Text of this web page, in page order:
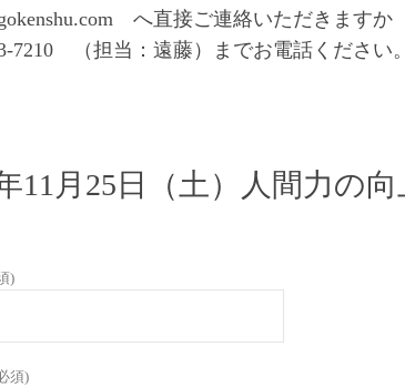
へ直接ご連絡いただきますか
7210 （担当：遠藤）までお電話ください。
11月25日（土）人間力
)
須)